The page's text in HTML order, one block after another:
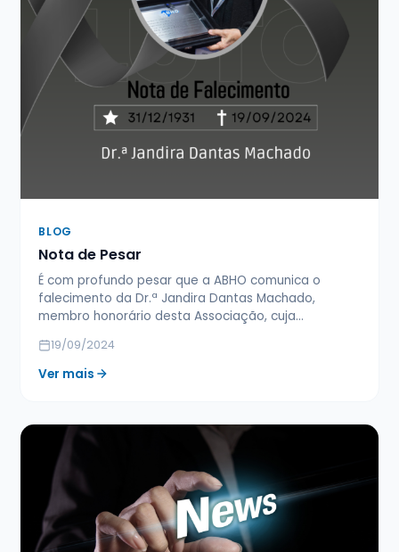
BLOG
Nota de Pesar
É com profundo pesar que a ABHO comunica o
falecimento da Dr.ª Jandira Dantas Machado,
membro honorário desta Associação, cuja…
19/09/2024
Ver mais